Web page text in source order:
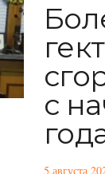
с
5 августа